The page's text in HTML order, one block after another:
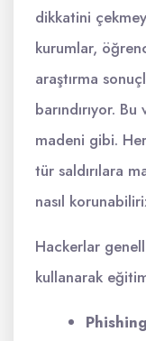
dikkatini
kurumlar,
araştırma
barındırıyor.
madeni gibi.
tür saldırılara
nasıl
Hackerlar
kullanarak
Phishing